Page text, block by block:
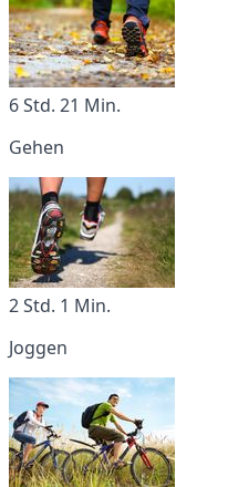
6 Std. 21 Min.
Gehen
2 Std. 1 Min.
Joggen